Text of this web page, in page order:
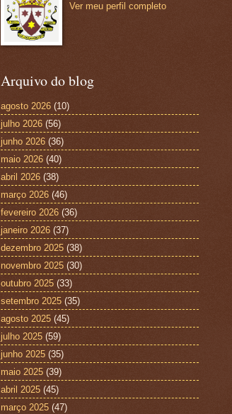
Ver meu perfil completo
Arquivo do blog
agosto 2026 (10)
julho 2026 (56)
junho 2026 (36)
maio 2026 (40)
abril 2026 (38)
março 2026 (46)
fevereiro 2026 (36)
janeiro 2026 (37)
dezembro 2025 (38)
novembro 2025 (30)
outubro 2025 (33)
setembro 2025 (35)
agosto 2025 (45)
julho 2025 (59)
junho 2025 (35)
maio 2025 (39)
abril 2025 (45)
março 2025 (47)